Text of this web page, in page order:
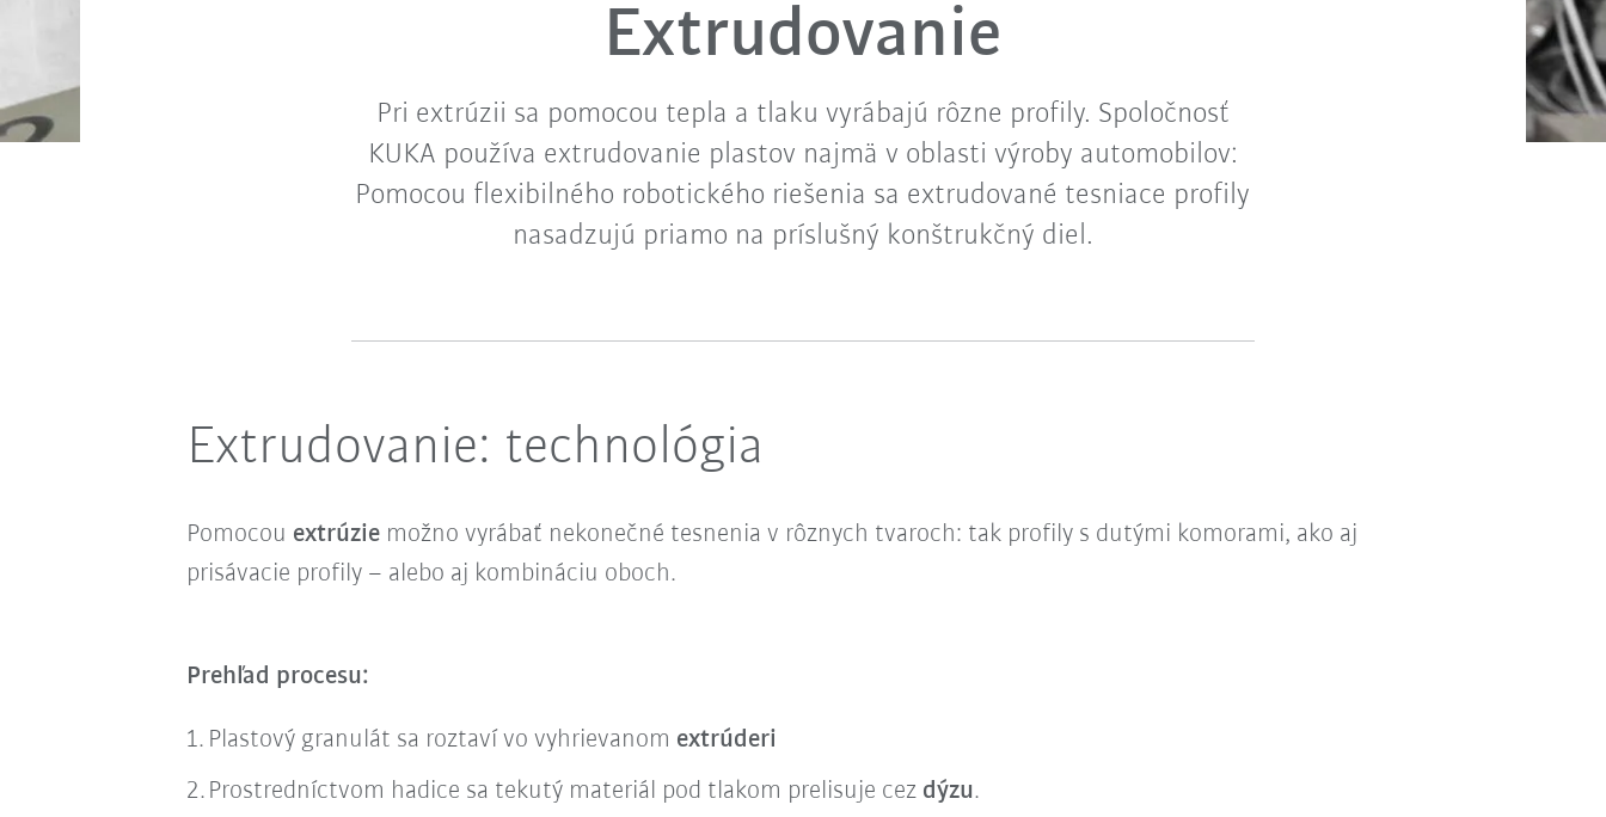
Extrudovanie
Pri extrúzii sa pomocou tepla a tlaku vyrábajú rôzne profily. Spoločnosť
KUKA používa extrudovanie plastov najmä v oblasti výroby automobilov:
Pomocou flexibilného robotického riešenia sa extrudované tesniace profily
nasadzujú priamo na príslušný konštrukčný diel.
Extrudovanie: technológia
Pomocou extrúziemožno vyrábať nekonečné tesnenia v rôznych tvaroch: tak profily s dutými komorami, ako aj
prisávacie profily – alebo aj kombináciu oboch.
Prehľad procesu:
Plastový granulát sa roztaví vo vyhrievanom extrúderi
Prostredníctvom hadice sa tekutý materiál pod tlakom prelisuje cez dýzu.